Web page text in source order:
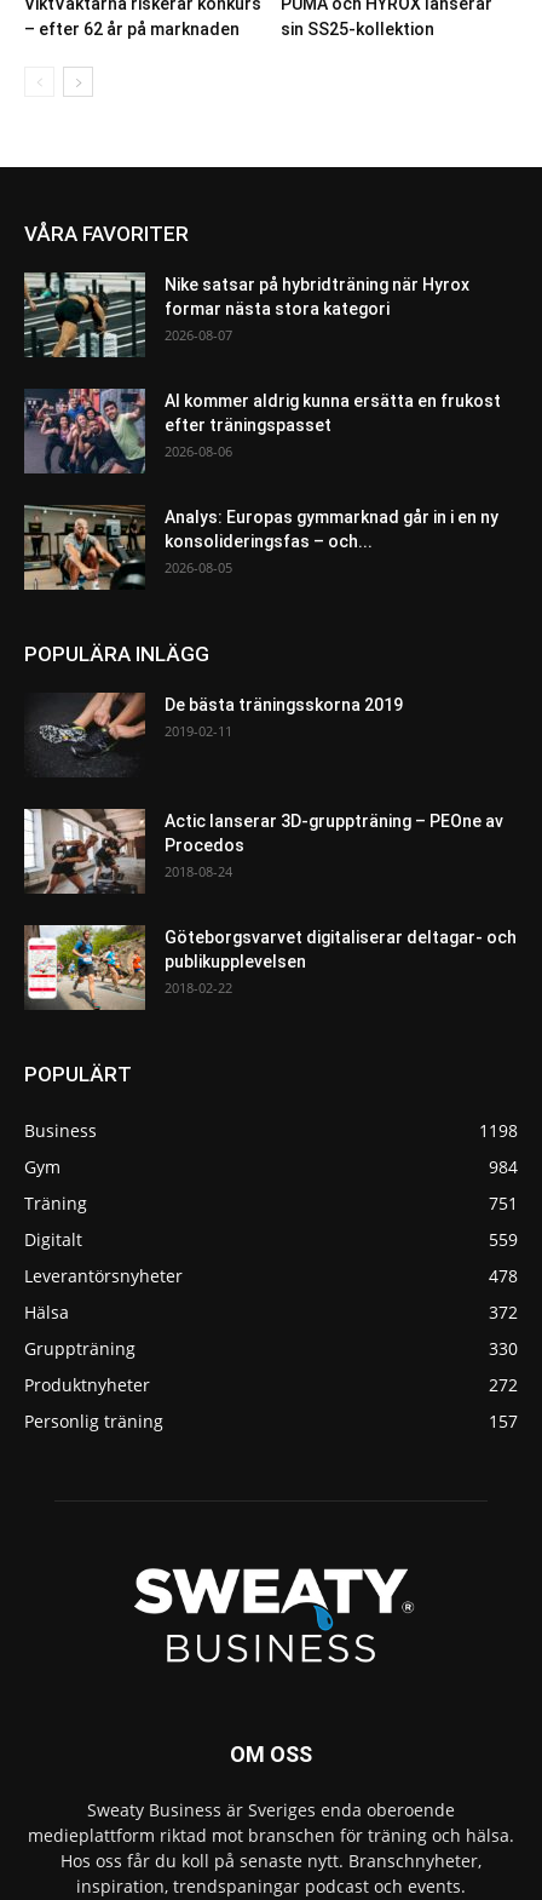
ViktVäktarna riskerar konkurs
– efter 62 år på marknaden
PUMA och HYROX lanserar
sin SS25-kollektion
VÅRA FAVORITER
Nike satsar på hybridträning när Hyrox
formar nästa stora kategori
2026-08-07
AI kommer aldrig kunna ersätta en frukost
efter träningspasset
2026-08-06
Analys: Europas gymmarknad går in i en ny
konsolideringsfas – och...
2026-08-05
POPULÄRA INLÄGG
De bästa träningsskorna 2019
2019-02-11
Actic lanserar 3D-gruppträning – PEOne av
Procedos
2018-08-24
Göteborgsvarvet digitaliserar deltagar- och
publikupplevelsen
2018-02-22
POPULÄRT
Business
1198
Gym
984
Träning
751
Digitalt
559
Leverantörsnyheter
478
Hälsa
372
Gruppträning
330
Produktnyheter
272
Personlig träning
157
OM OSS
Sweaty Business är Sveriges enda oberoende
medieplattform riktad mot branschen för träning och hälsa.
Hos oss får du koll på senaste nytt. Branschnyheter,
inspiration, trendspaningar podcast och events.